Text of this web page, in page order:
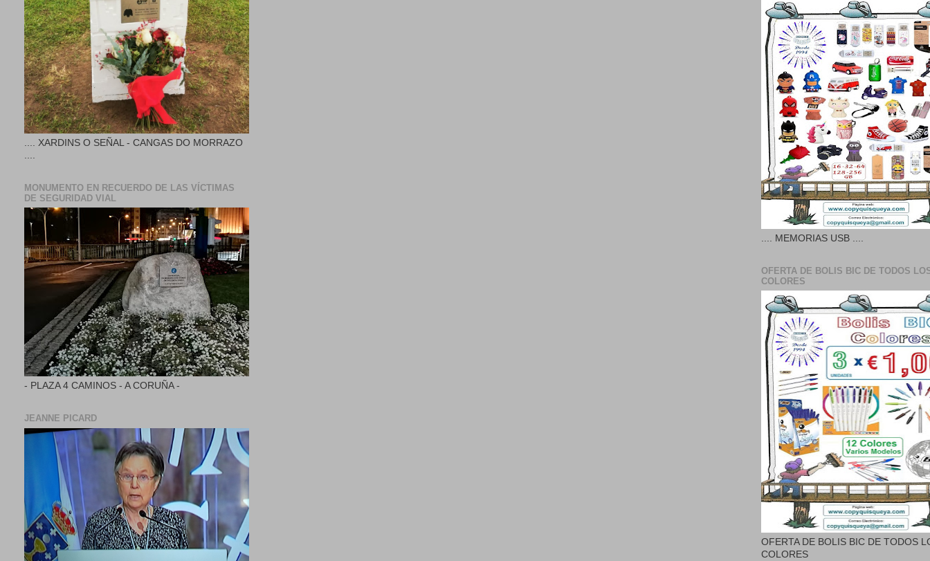
.... XARDINS O SEÑAL - CANGAS DO MORRAZO
MONUMENTO EN RECUERDO DE LAS VÍCTIMAS
DE SEGURIDAD VIAL
- PLAZA 4 CAMINOS - A CORUÑA -
JEANNE PICARD
.... MEMORIAS USB ....
OFERTA DE BOLIS BIC DE TODOS
COLORES
OFERTA DE BOLIS BIC DE TODOS
COLORES